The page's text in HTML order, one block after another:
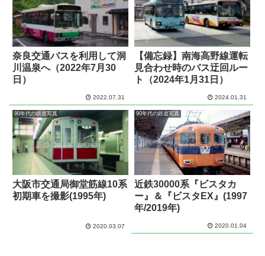
奈良交通バスを利用して洞
川温泉へ（2022年7月30
日）
2022.07.31
【備忘録】南海高野線運転
見合わせ時のバス迂回ルー
ト（2024年1月31日）
2024.01.31
90年代の鉄道写真
大阪市交通局御堂筋線10系
初期車を撮影(1995年)
2020.03.07
90年代の鉄道写真
近鉄30000系『ビスタカ
ー』＆『ビスタEX』(1997
年/2019年)
2020.01.04